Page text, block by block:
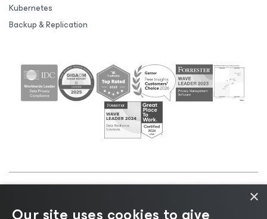
Kubernetes
Backup & Replication
Informativa sulla privacy
|Informativa sui cookie|Informazioni legali
×